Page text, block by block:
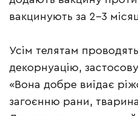
вакцинують за 2–3
Усім телятам проводять
декорнуацію,
«Вона добре виїдає
загоєнню рани,